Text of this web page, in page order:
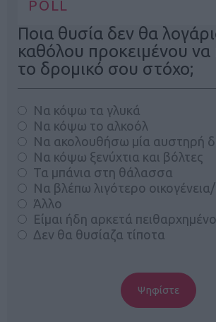
POLL
Ποια θυσία δεν θα
καθόλου προκειμένου να
το δρομικό σου στόχο;
Να κόψω τα γλυκά
Να κόψω το αλκοόλ
Να ακολουθήσω μία αυστηρή
Να κόψω ξενύχτια και βόλτες
Τα μπάνια στη θάλασσα
Να βλέπω λιγότερο
Άλλο
Είμαι ήδη αρκετά
Δεν θα θυσίαζα τίποτα